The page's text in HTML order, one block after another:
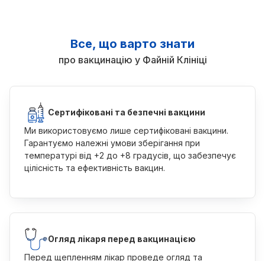
Все, що варто знати
про вакцинацію у Файній Клініці
Сертифіковані та безпечні вакцини
Ми використовуємо лише сертифіковані вакцини.
Гарантуємо належні умови зберігання при
температурі від +2 до +8 градусів, що забезпечує
цілісність та ефективність вакцин.
Огляд лікаря перед вакцинацією
Перед щепленням лікар проведе огляд та